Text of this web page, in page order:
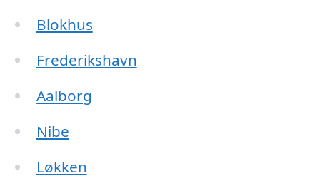
Blokhus
Frederikshavn
Aalborg
Nibe
Løkken